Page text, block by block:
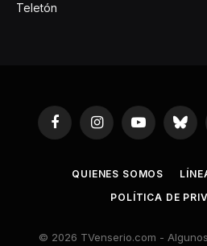
Teletón
FacebookInstagramYouTube
QUIENES SOMOS
POLÍTICA DE
© 2026 TVenserio.com -